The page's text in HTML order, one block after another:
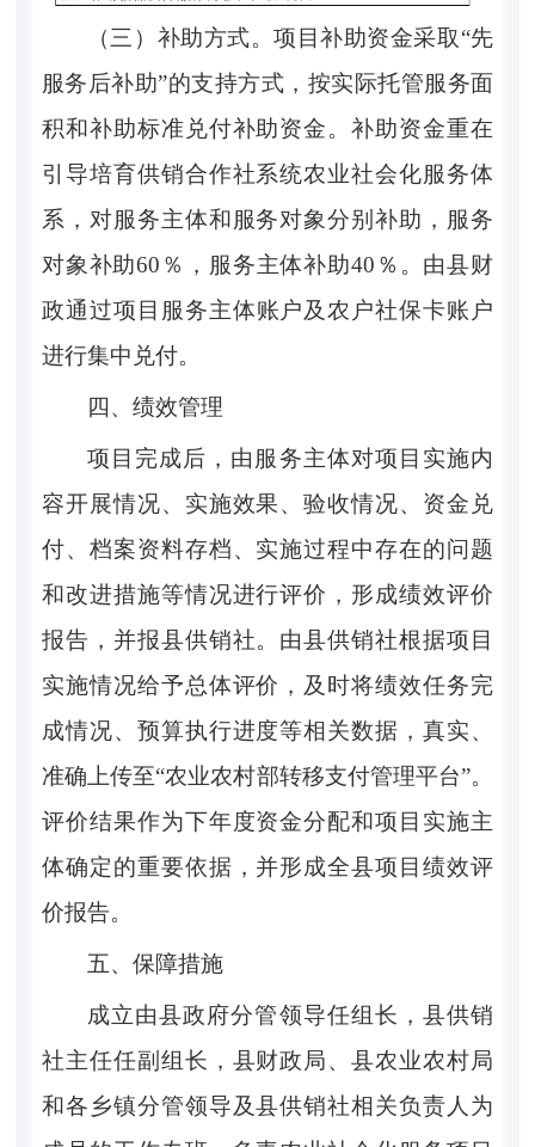
（三 ） 补助方式。项目补助资金采取“先
服务后补助”的支持方式，按实际托管服务面
积和补助标准兑付补助资金。补助资金重在
引导培育供销合作社系统农业社会化服务体
系，对服务主体和服务对象分别补助，服务
对象补助60 ％ ，服务主体补助40 ％ 。由县财
政通过项目服务主体账户及农户社保卡账户
进行集中兑付。
四、绩效管理
项目完成后，由 服务主体对项目实施内
容开展情况、实施效果、验收情况、资金兑
付、档案资料存档、实施过程中存在的问题
和改进措施等情况进行评价，形成绩效评价
报告，并报县供销社。由县供销社根据项目
实施情况给予总体评价， 及时将绩效任务完
成情况、预算执行进度等相关数据，真实、
准确上传至“农业农村部转移支付管理平台”。
评价结果作为下年度资金分配和项目实施主
体确定的重要依据，并形成全县项目绩效评
价报告。
五、保障措施
成立由县政府分管领导任组长，县供销
社主任任副组长，县财政局、县农业农村局
和各乡镇分管领导及县供销社相关负责人为